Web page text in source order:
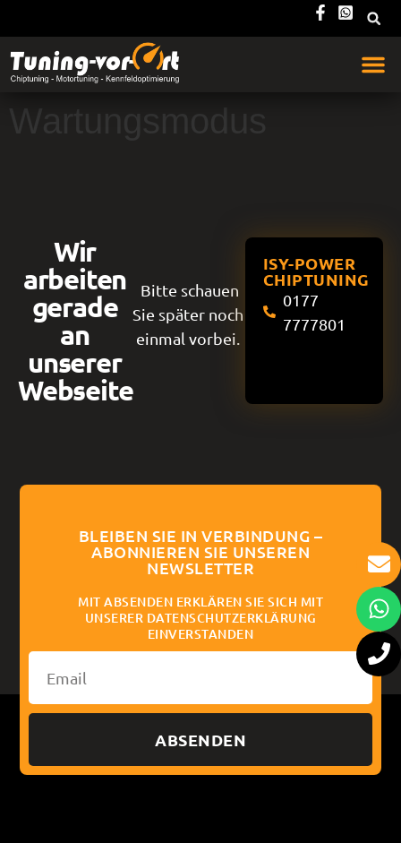
Wartungsmodus
Wir
arbeiten
gerade
an
unserer
Webseite
Bitte schauen
Sie später noch
einmal vorbei.
ISY-POWER
CHIPTUNING
0177
7777801
BLEIBEN SIE IN VERBINDUNG –
ABONNIEREN SIE UNSEREN
NEWSLETTER
MIT ABSENDEN ERKLÄREN SIE SICH MIT
UNSERER DATENSCHUTZERKLÄRUNG
EINVERSTANDEN
ABSENDEN